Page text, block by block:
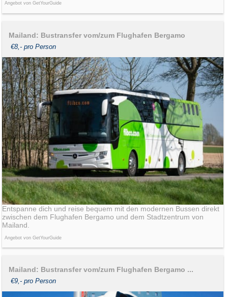
Angebot von GetYourGuide
Mailand: Bustransfer vom/zum Flughafen Bergamo
€8,- pro Person
Entspanne dich und reise bequem mit den modernen Bussen direkt
zwischen dem Flughafen Bergamo und dem Stadtzentrum von
Mailand.
Angebot von GetYourGuide
Mailand: Bustransfer vom/zum Flughafen Bergamo ...
€9,- pro Person